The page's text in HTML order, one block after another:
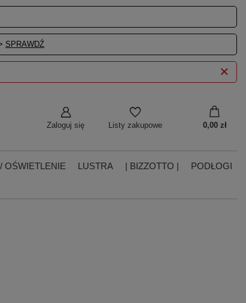
SPRAWDŹ
Zaloguj się Listy zakupowe 0,00 zł
OŚWIETLENIE LUSTRA | BIZZOTTO |
PODŁOGI